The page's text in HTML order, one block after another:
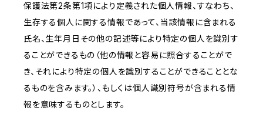
保護法第2条第1項により定義された個人情報、すなわち、
生存する個人に関する情報であって、当該情報に含まれる
氏名、生年月日その他の記述等により特定の個人を識別す
ることができるもの（他の情報と容易に照合することがで
き、それにより特定の個人を識別することができることとな
るものを含みます。）、もしくは個人識別符号が含まれる情
報を意味するものとします。